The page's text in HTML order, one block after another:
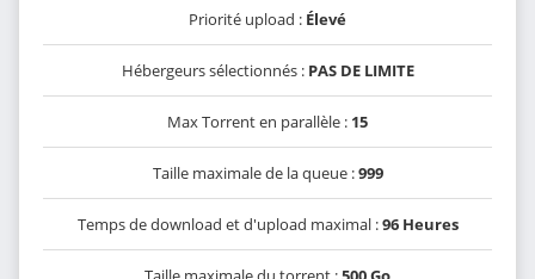
Priorité upload : Élevé
Hébergeurs sélectionnés : PAS DE LIMITE
Max Torrent en parallèle : 15
Taille maximale de la queue :999
Temps de download et d'upload maximal :96 Heures